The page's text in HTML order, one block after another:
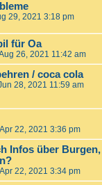
29, 2021 3:18 pm
für Oa
26, 2021 11:42 am
/ coca cola
28, 2021 11:59 am
22, 2021 3:36 pm
Infos über
22, 2021 3:34 pm